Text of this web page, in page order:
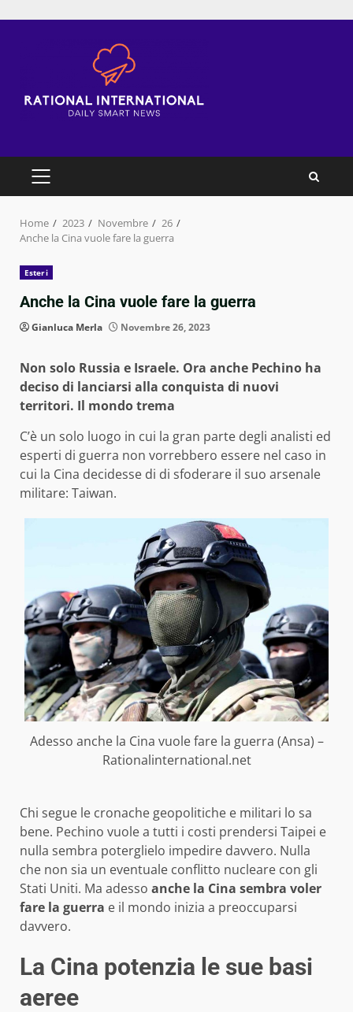
PRIMARY
Home 2023 Novembre
26
Anche la Cina vuole fare la guerra
Esteri
Anche la Cina vuole fare la guerra
Gianluca Merla Novembre 26, 2023
Non solo Russia e Israele. Ora anche Pechino ha
deciso di lanciarsi alla conquista di nuovi
territori. Il mondo trema
C’è un solo luogo in cui la gran parte degli analisti ed
esperti di guerra non vorrebbero essere nel caso in
cui la Cina decidesse di di sfoderare il suo arsenale
militare: Taiwan.
Adesso anche la Cina vuole fare la guerra (Ansa) –
Rationalinternational.net
Chi segue le cronache geopolitiche e militari lo sa
bene. Pechino vuole a tutti i costi prendersi Taipei e
nulla sembra poterglielo impedire davvero. Nulla
che non sia un eventuale conflitto nucleare con gli
Stati Uniti. Ma adesso anche la Cina sembra voler
fare la guerra e il mondo inizia a preoccuparsi
davvero.
La Cina potenzia le sue basi
aeree